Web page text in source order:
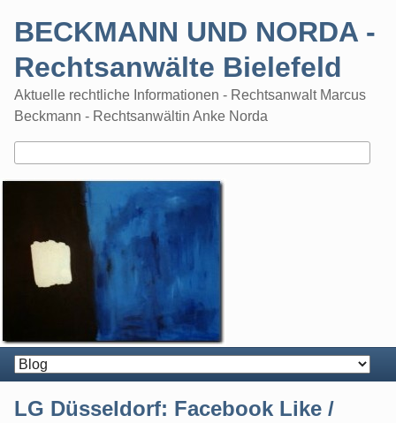
BECKMANN UND NORDA -
Rechtsanwälte Bielefeld
Aktuelle rechtliche Informationen - Rechtsanwalt Marcus
Beckmann - Rechtsanwältin Anke Norda
LG Düsseldorf: Facebook Like /